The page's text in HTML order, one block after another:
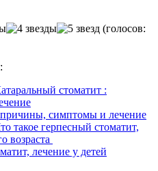
(голосов:
симптомы и лечение
лечение у детей